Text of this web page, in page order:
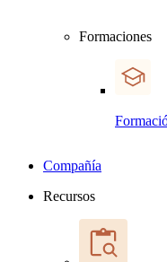
Formaciones
Compañía
Recursos